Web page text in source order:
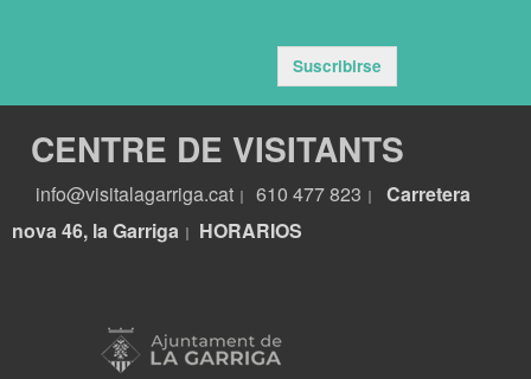
Suscribirse
CENTRE DE VISITANTS
info@visitalagarriga.cat 610 477 823
Carretera
nova 46, la Garriga
HORARIOS